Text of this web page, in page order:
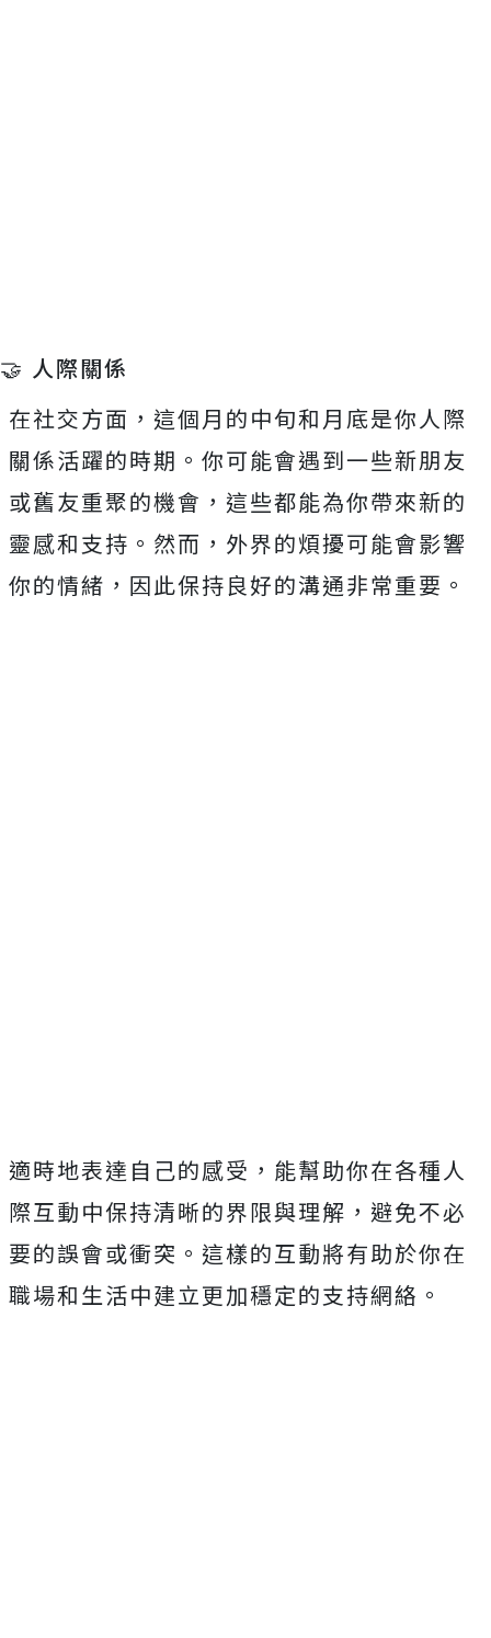
🤝 人際關係
在社交方面，這個月的中旬和月底是你人際
關係活躍的時期。你可能會遇到一些新朋友
或舊友重聚的機會，這些都能為你帶來新的
靈感和支持。然而，外界的煩擾可能會影響
你的情緒，因此保持良好的溝通非常重要。
適時地表達自己的感受，能幫助你在各種人
際互動中保持清晰的界限與理解，避免不必
要的誤會或衝突。這樣的互動將有助於你在
職場和生活中建立更加穩定的支持網絡。